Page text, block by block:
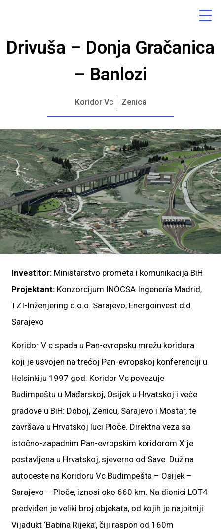
Drivuša – Donja Gračanica
– Banlozi
Koridor Vc Zenica
Investitor: Ministarstvo prometa i komunikacija BiH
Projektant: Konzorcijum INOCSA Ingenería Madrid,
TZI-Inženjering d.o.o. Sarajevo, Energoinvest d.d.
Sarajevo
Koridor V c spada u Pan-evropsku mrežu koridora
koji je usvojen na trećoj Pan-evropskoj konferenciji u
Helsinkiju 1997 god. Koridor Vc povezuje
Budimpeštu u Mađarskoj, Osijek u Hrvatskoj i veće
gradove u BiH: Doboj, Zenicu, Sarajevo i Mostar, te
završava u Hrvatskoj luci Ploče. Direktna veza sa
istočno-zapadnim Pan-evropskim koridorom X je
postavljena u Hrvatskoj, sjeverno od Save. Dužina
autoceste na Koridoru Vc Budimpešta – Osijek –
Sarajevo – Ploče, iznosi oko 660 km. Na dionici LOT4
predviđen je veliki broj objekata, od kojih je najbitniji
Vijadukt ‘Babina Rijeka’, čiji raspon od 160m